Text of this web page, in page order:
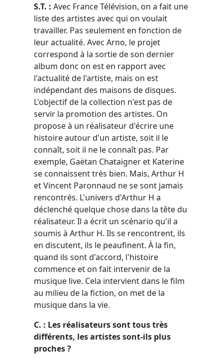
S.T. : Avec France Télévision, on a fait une
liste des artistes avec qui on voulait
travailler. Pas seulement en fonction de
leur actualité. Avec Arno, le projet
correspond à la sortie de son dernier
album donc on est en rapport avec
l'actualité de l'artiste, mais on est
indépendant des maisons de disques.
L'objectif de la collection n'est pas de
servir la promotion des artistes. On
propose à un réalisateur d'écrire une
histoire autour d'un artiste, soit il le
connaît, soit il ne le connaît pas. Par
exemple, Gaëtan Chataigner et Katerine
se connaissent très bien. Mais, Arthur H
et Vincent Paronnaud ne se sont jamais
rencontrés. L'univers d'Arthur H a
déclenché quelque chose dans la tête du
réalisateur. Il a écrit un scénario qu'il a
soumis à Arthur H. Ils se rencontrent, ils
en discutent, ils le peaufinent. À la fin,
quand ils sont d'accord, l'histoire
commence et on fait intervenir de la
musique live. Cela intervient dans le film
au milieu de la fiction, on met de la
musique dans la vie.
C. : Les réalisateurs sont tous très
différents, les artistes sont-ils plus
proches ?